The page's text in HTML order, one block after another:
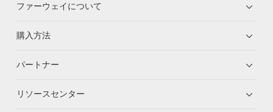
ファーウェイについて
購入方法
パートナー
リソースセンター